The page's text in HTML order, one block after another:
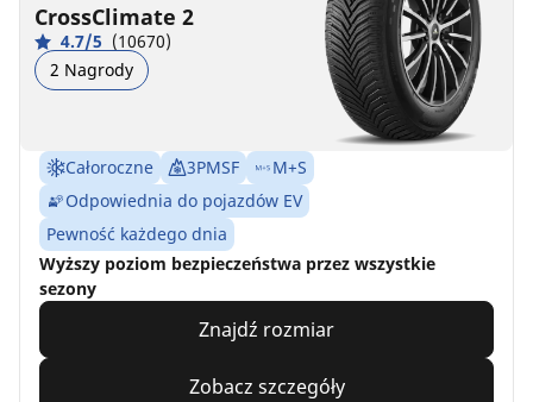
CrossClimate 2
4.7/5 (10670)
2 Nagrody
Całoroczne 3PMSF
M+S
Odpowiednia do pojazdów EV
Pewność każdego dnia
Wyższy poziom bezpieczeństwa przez wszystkie
sezony
Znajdź rozmiar
Zobacz szczegóły